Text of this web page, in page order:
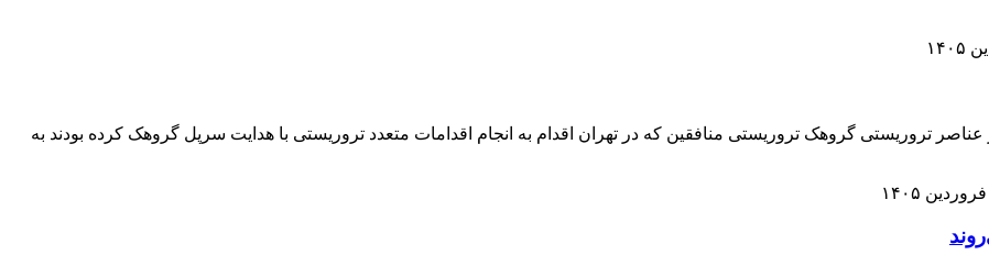
تروریستی گروهک تروریستی منافقین که در تهران اقدام به انجام اقدامات متعدد تروریستی با هدایت سرپل گروهک کرده بودند به